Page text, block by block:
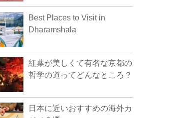
Best Places to Visit in
Dharamshala
紅葉が美しくて有名な京都の
哲学の道ってどんなところ？
日本に近いおすすめの海外カ